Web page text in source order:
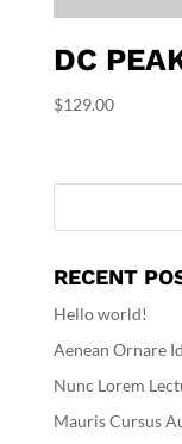
DC
$129.00
RECENT
Hello world!
Aenean Ornare
Nunc Lorem
Mauris Cursus